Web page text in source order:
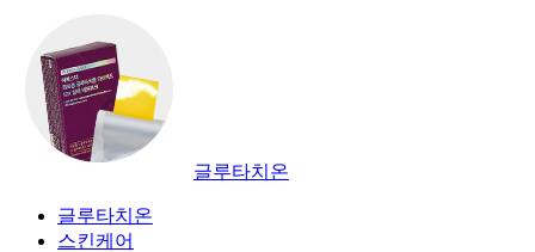
글루타치온
글루타치온
스킨케어